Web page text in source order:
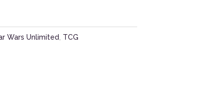
Wars Unlimited, TCG